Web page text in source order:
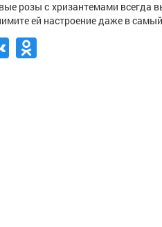
розы c хризантемами всегда
ей настроение даже в